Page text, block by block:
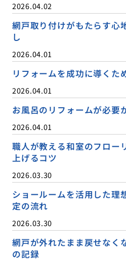
2026.04.02
網戸取り付けがもたらす心
し
2026.04.01
リフォームを成功に導くた
2026.04.01
お風呂のリフォームが必要
2026.04.01
職人が教える和室のフロー
上げるコツ
2026.03.30
ショールームを活用した理
定の流れ
2026.03.30
網戸が外れたまま戻せなく
の記録